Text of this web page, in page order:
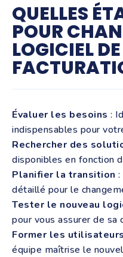
QUELLES
POUR
LOGICIEL DE
Évaluer les besoins :
indispensables pour
Rechercher des
disponibles en fonction
Planifier la transition
détaillé pour le
Tester le nouveau
pour vous assurer de sa
Former les utilisateurs
équipe maîtrise le